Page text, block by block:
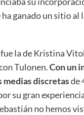
ganado un sitio
la de Kristina
Tulonen.Con un
medias discretasde
su gran
no hemos